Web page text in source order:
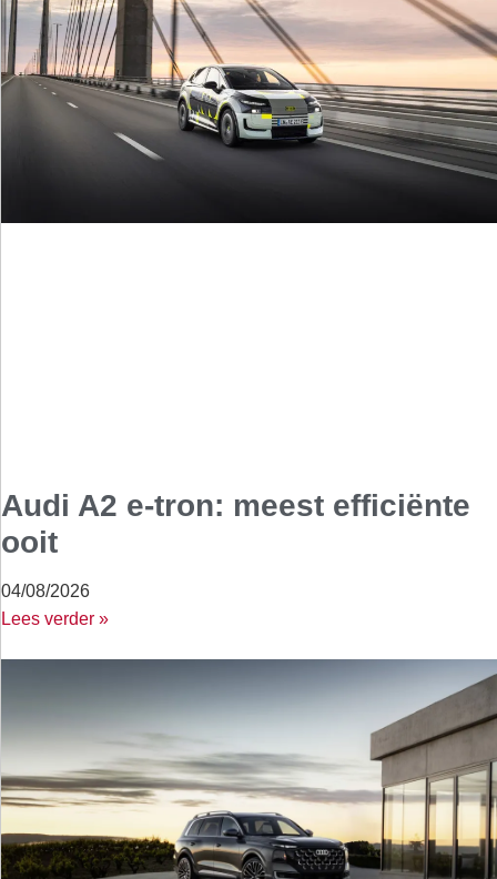
Audi A2 e-tron: meest efficiënte
ooit
04/08/2026
Lees verder »